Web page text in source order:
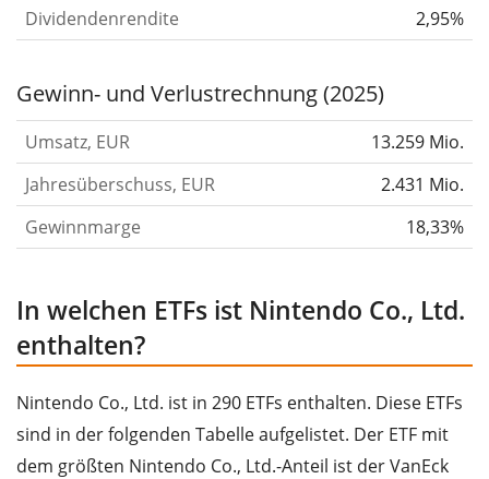
Dividendenrendite
2,95%
Gewinn- und Verlustrechnung (2025)
Umsatz, EUR
13.259 Mio.
Jahresüberschuss, EUR
2.431 Mio.
Gewinnmarge
18,33%
In welchen ETFs ist Nintendo Co., Ltd.
enthalten?
Nintendo Co., Ltd. ist in 290 ETFs enthalten. Diese ETFs
sind in der folgenden Tabelle aufgelistet. Der ETF mit
dem größten Nintendo Co., Ltd.-Anteil ist der VanEck